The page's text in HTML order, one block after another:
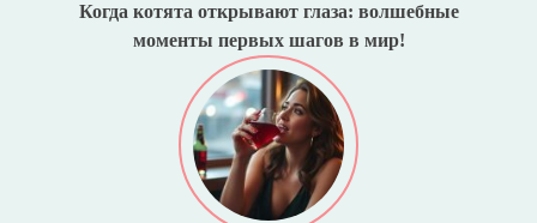
Когда котята открывают глаза: волшебные
моменты первых шагов в мир!